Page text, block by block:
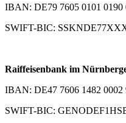
IBAN: DE79 7605 0101 0190
SWIFT-BIC:
Raiffeisenbank im
IBAN: DE47 7606 1482 0002
SWIFT-BIC: